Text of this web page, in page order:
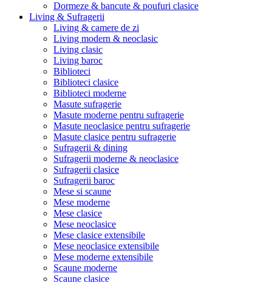
Dormeze & bancute & poufuri clasice
Living & Sufragerii
Living & camere de zi
Living modern & neoclasic
Living clasic
Living baroc
Biblioteci
Biblioteci clasice
Biblioteci moderne
Masute sufragerie
Masute moderne pentru sufragerie
Masute neoclasice pentru sufragerie
Masute clasice pentru sufragerie
Sufragerii & dining
Sufragerii moderne & neoclasice
Sufragerii clasice
Sufragerii baroc
Mese si scaune
Mese moderne
Mese clasice
Mese neoclasice
Mese clasice extensibile
Mese neoclasice extensibile
Mese moderne extensibile
Scaune moderne
Scaune clasice